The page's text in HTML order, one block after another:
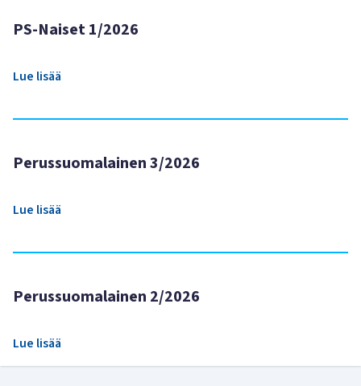
PS-Naiset 1/2026
Lue lisää
Perussuomalainen 3/2026
Lue lisää
Perussuomalainen 2/2026
Lue lisää